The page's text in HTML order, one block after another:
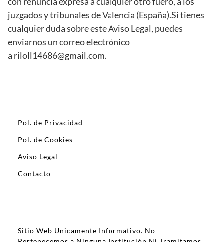
juzgados y tribunales de Valencia (España).Si tienes
cualquier duda sobre este Aviso Legal, puedes
enviarnos un correo electrónico
a riloll14686@gmail.com.
Pol. de Privacidad
Pol. de Cookies
Aviso Legal
Contacto
Sitio Web Unicamente Informativo. No